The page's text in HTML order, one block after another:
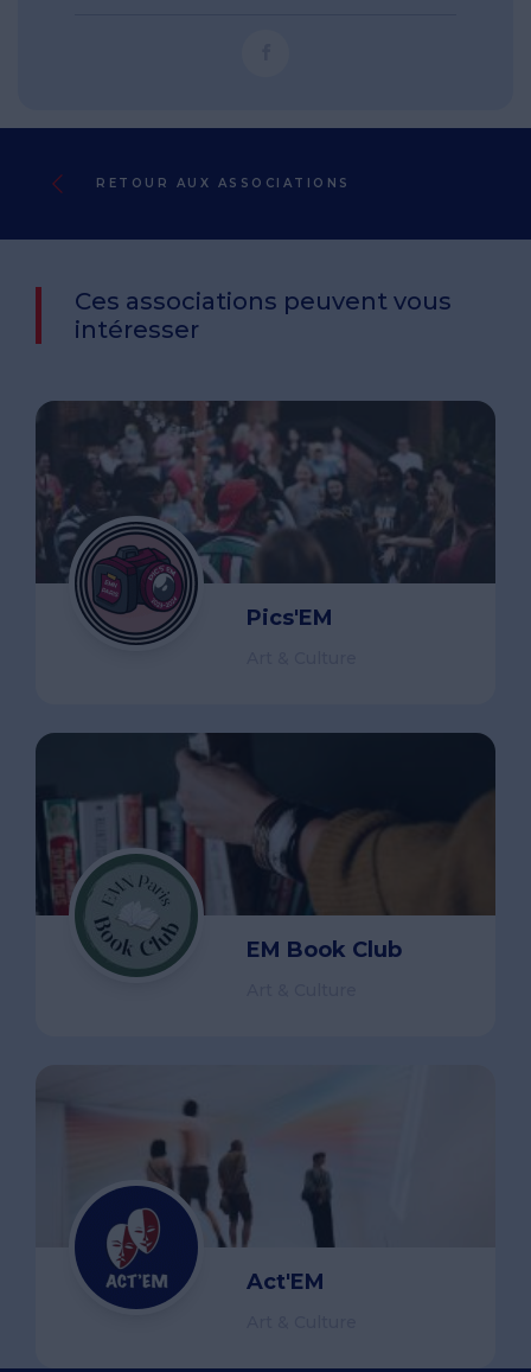
RETOUR AUX ASSOCIATIONS
Ces associations peuvent vous
intéresser
Pics'EM
EM Book Club
Act'EM